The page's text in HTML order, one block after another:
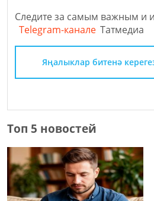
Следите за самым важным и
Telegram-канале Татмедиа
Яңалыклар битенә
Топ 5 новостей